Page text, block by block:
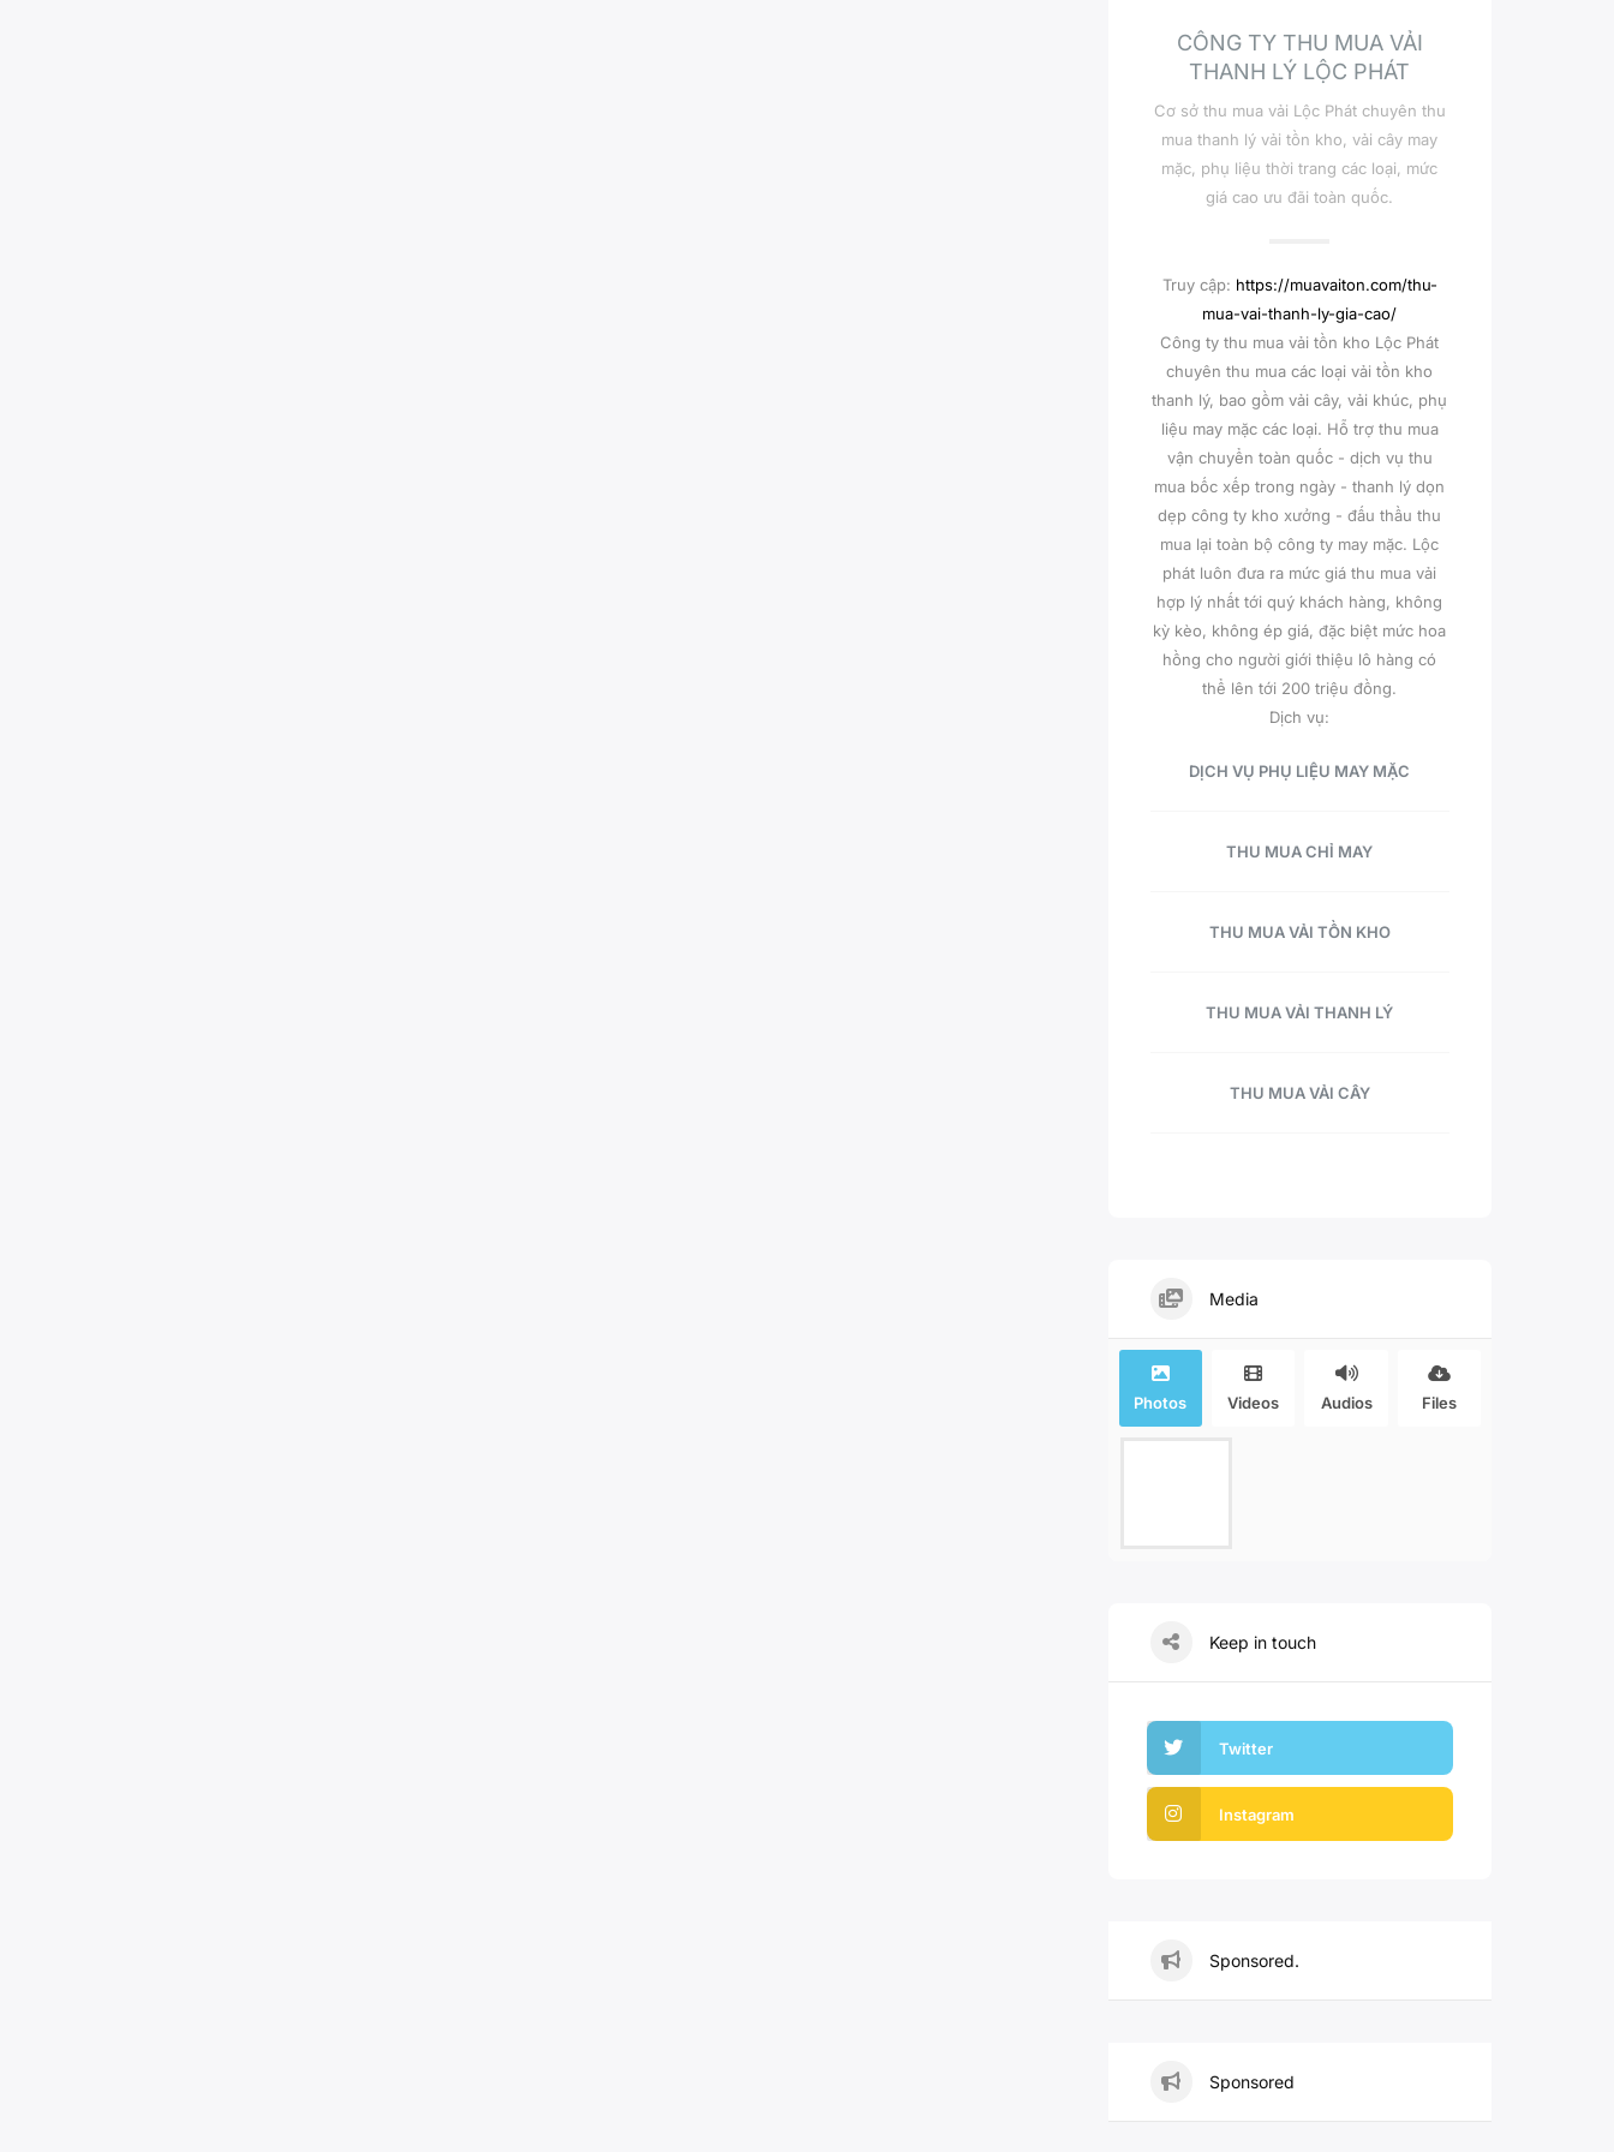
CÔNG TY THU MUA VẢI
THANH LÝ LỘC PHÁT
Cơ sở thu mua vải Lộc Phát chuyên thu
mua thanh lý vải tồn kho, vải cây may
mặc, phụ liệu thời trang các loại, mức
giá cao ưu đãi toàn quốc.
Truy cập: https://muavaiton.com/thu-
mua-vai-thanh-ly-gia-cao/
Công ty thu mua vải tồn kho Lộc Phát
chuyên thu mua các loại vải tồn kho
thanh lý, bao gồm vải cây, vải khúc, phụ
liệu may mặc các loại. Hỗ trợ thu mua
vận chuyển toàn quốc - dịch vụ thu
mua bốc xếp trong ngày - thanh lý dọn
dẹp công ty kho xưởng - đấu thầu thu
mua lại toàn bộ công ty may mặc. Lộc
phát luôn đưa ra mức giá thu mua vải
hợp lý nhất tới quý khách hàng, không
kỳ kèo, không ép giá, đặc biệt mức hoa
hồng cho người giới thiệu lô hàng có
thể lên tới 200 triệu đồng.
Dịch vụ:
DỊCH VỤ PHỤ LIỆU MAY MẶC
THU MUA CHỈ MAY
THU MUA VẢI TỒN KHO
THU MUA VẢI THANH LÝ
THU MUA VẢI CÂY
Media
Photos Videos Audios Files
Keep in touch
Twitter
Instagram
Sponsored.
Sponsored